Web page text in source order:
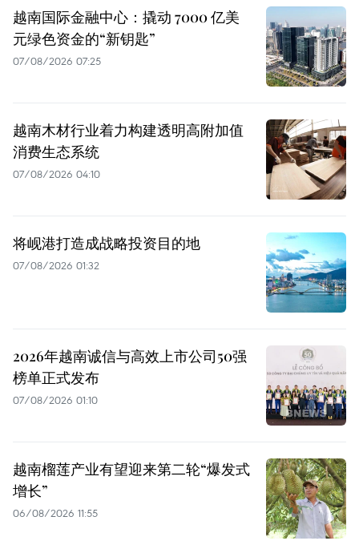
越南国际金融中心：撬动 7000 亿美
元绿色资金的“新钥匙”
07/08/2026 07:25
越南木材行业着力构建透明高附加值
消费生态系统
07/08/2026 04:10
将岘港打造成战略投资目的地
07/08/2026 01:32
2026年越南诚信与高效上市公司50强
榜单正式发布
07/08/2026 01:10
越南榴莲产业有望迎来第二轮“爆发式
增长”
06/08/2026 11:55